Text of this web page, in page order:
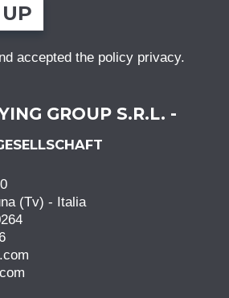
accepted the policy privacy.
GROUP S.R.L. -
(Tv) - Italia